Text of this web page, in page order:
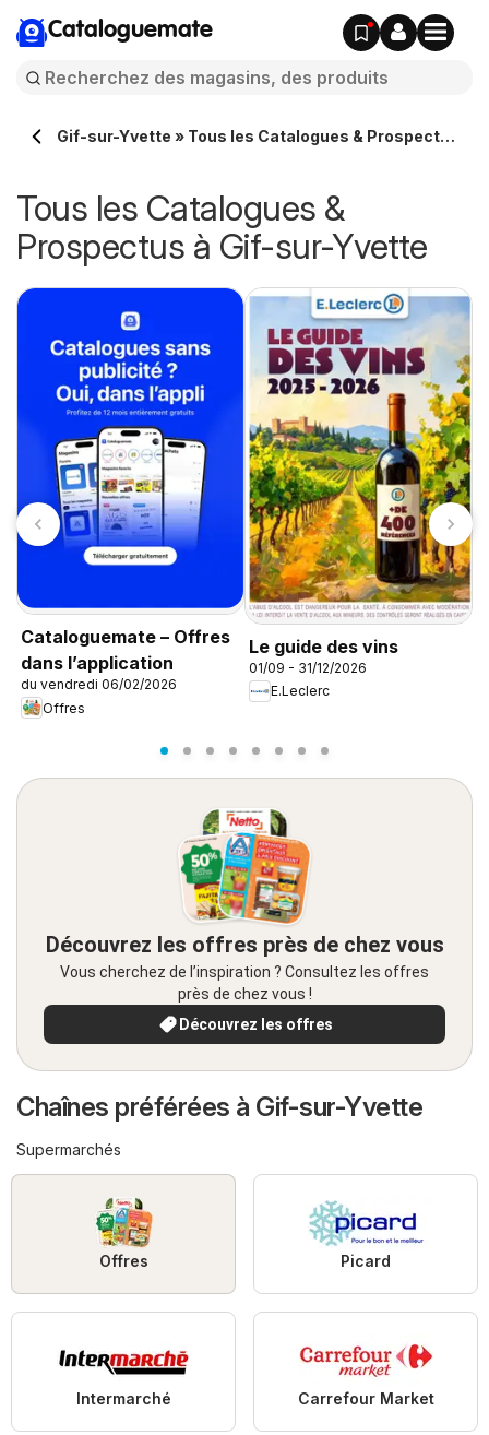
Cataloguemate
Gif-sur-Yvette » Tous les Catalogues & Prospectus
Tous les Catalogues &
Prospectus à Gif-sur-Yvette
Cataloguemate – Offres
dans l’application
du vendredi 06/02/2026
Offres
Le guide des vins
01/09 - 31/12/2026
E.Leclerc
Découvrez les offres près de chez vous
Vous cherchez de l’inspiration ? Consultez les offres
près de chez vous !
Découvrez les offres
Chaînes préférées à Gif-sur-Yvette
Supermarchés
Offres Picard
Intermarché Carrefour Market